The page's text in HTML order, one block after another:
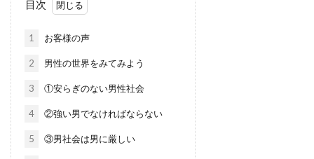
目次
1 お客様の声
2 男性の世界をみてみよう
3 ①安らぎのない男性社会
4 ②強い男でなければならない
5 ③男社会は男に厳しい